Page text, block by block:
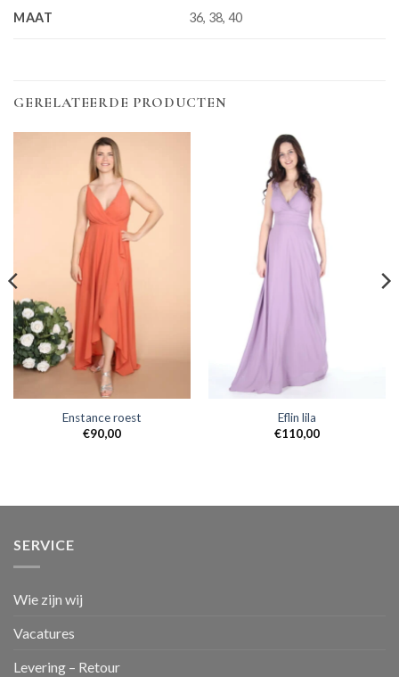
MAAT 36, 38, 40
GERELATEERDE PRODUCTEN
Enstance roest
€90,00
Eflin lila
€110,00
SERVICE
Wie zijn wij
Vacatures
Levering – Retour